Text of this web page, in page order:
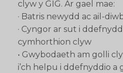
clyw y GIG. Ar gael mae:
· Batris newydd ac ail-
· Cyngor ar sut i
cymhorthion clyw
• Gwybodaeth am golli
i’ch helpu i ddefnyddio a